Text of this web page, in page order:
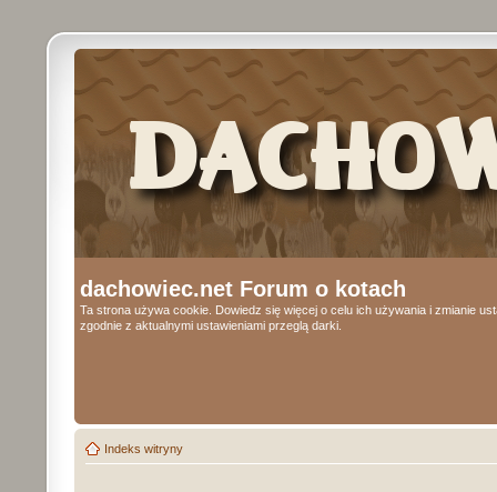
dachowiec.net Forum o kotach
Ta strona używa cookie. Dowiedz się więcej o celu ich używania i zmianie
zgodnie z aktualnymi ustawieniami przeglą darki.
Indeks witryny